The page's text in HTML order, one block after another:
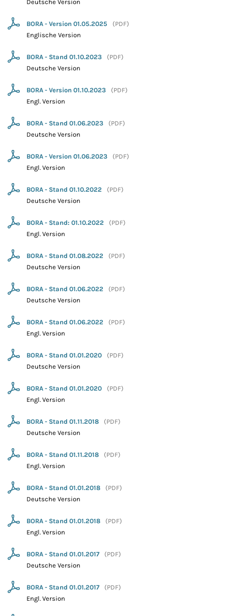
Deutsche Version
BORA - Version 01.05.2025 (PDF)
Englische Version
BORA - Stand 01.10.2023 (PDF)
Deutsche Version
BORA - Version 01.10.2023 (PDF)
Engl. Version
BORA - Stand 01.06.2023 (PDF)
Deutsche Version
BORA - Version 01.06.2023 (PDF)
Engl. Version
BORA - Stand 01.10.2022 (PDF)
Deutsche Version
BORA - Stand: 01.10.2022 (PDF)
Engl. Version
BORA - Stand 01.08.2022 (PDF)
Deutsche Version
BORA - Stand 01.06.2022 (PDF)
Deutsche Version
BORA - Stand 01.06.2022 (PDF)
Engl. Version
BORA - Stand 01.01.2020 (PDF)
Deutsche Version
BORA - Stand 01.01.2020 (PDF)
Engl. Version
BORA - Stand 01.11.2018 (PDF)
Deutsche Version
BORA - Stand 01.11.2018 (PDF)
Engl. Version
BORA - Stand 01.01.2018 (PDF)
Deutsche Version
BORA - Stand 01.01.2018 (PDF)
Engl. Version
BORA - Stand 01.01.2017 (PDF)
Deutsche Version
BORA - Stand 01.01.2017 (PDF)
Engl. Version